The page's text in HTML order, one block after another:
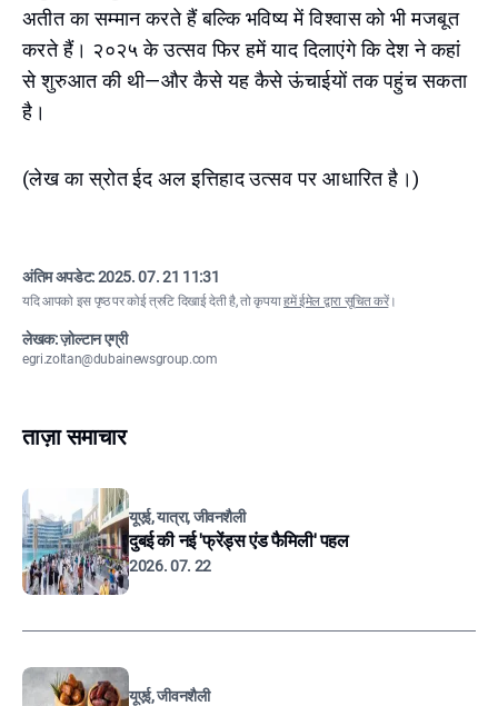
अतीत का सम्मान करते हैं बल्कि भविष्य में विश्वास को भी मजबूत
करते हैं। २०२५ के उत्सव फिर हमें याद दिलाएंगे कि देश ने कहां
से शुरुआत की थी—और कैसे यह कैसे ऊंचाईयों तक पहुंच सकता
है।
(लेख का स्रोत ईद अल इत्तिहाद उत्सव पर आधारित है।)
अंतिम अपडेट:2025. 07. 21 11:31
यदि आपको इस पृष्ठ पर कोई त्रुटि दिखाई देती है, तो कृपयाहमें ईमेल द्वारा सूचित करें।
लेखक: ज़ोल्टान एग्री
egri.zoltan@dubainewsgroup.com
ताज़ा समाचार
यूएई, यात्रा, जीवनशैली
दुबई की नई 'फ्रेंड्स एंड फैमिली' पहल
2026. 07. 22
यूएई, जीवनशैली